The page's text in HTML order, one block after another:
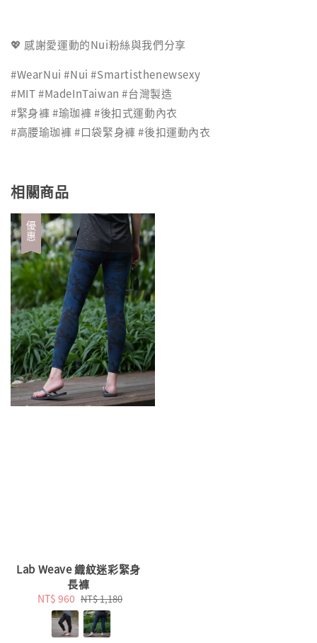
💖 感謝愛運動的Nui粉絲與我們分享
#WearNui #Nui #Smartisthenewsexy
#MIT #MadeInTaiwan #台灣製造
#緊身褲 #瑜珈褲 #後扣式運動內衣
#高腰瑜珈褲 #口袋緊身褲 #後扣運動內衣
相關商品
優惠
Lab Weave 織紋迷彩緊身
長褲
Sale
price
NT$ 960 Regular
price
NT$ 1,180